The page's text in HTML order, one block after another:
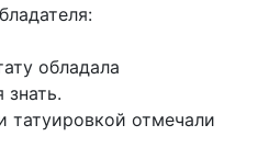
обладала
знать.
татуировкой отмечали